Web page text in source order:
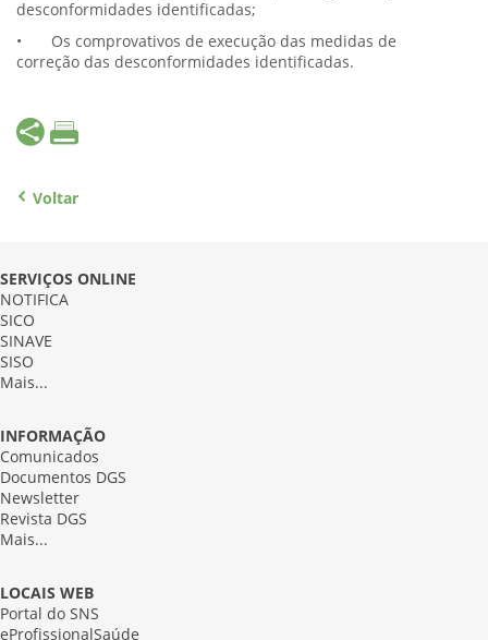
desconformidades identificadas;
•
Os comprovativos de execução das medidas de
correção das desconformidades identificadas.
Voltar
SERVIÇOS ONLINE
NOTIFICA
SICO
SINAVE
SISO
Mais...
INFORMAÇÃO
Comunicados
Documentos DGS
Newsletter
Revista DGS
Mais...
LOCAIS WEB
Portal do SNS
eProfissionalSaúde